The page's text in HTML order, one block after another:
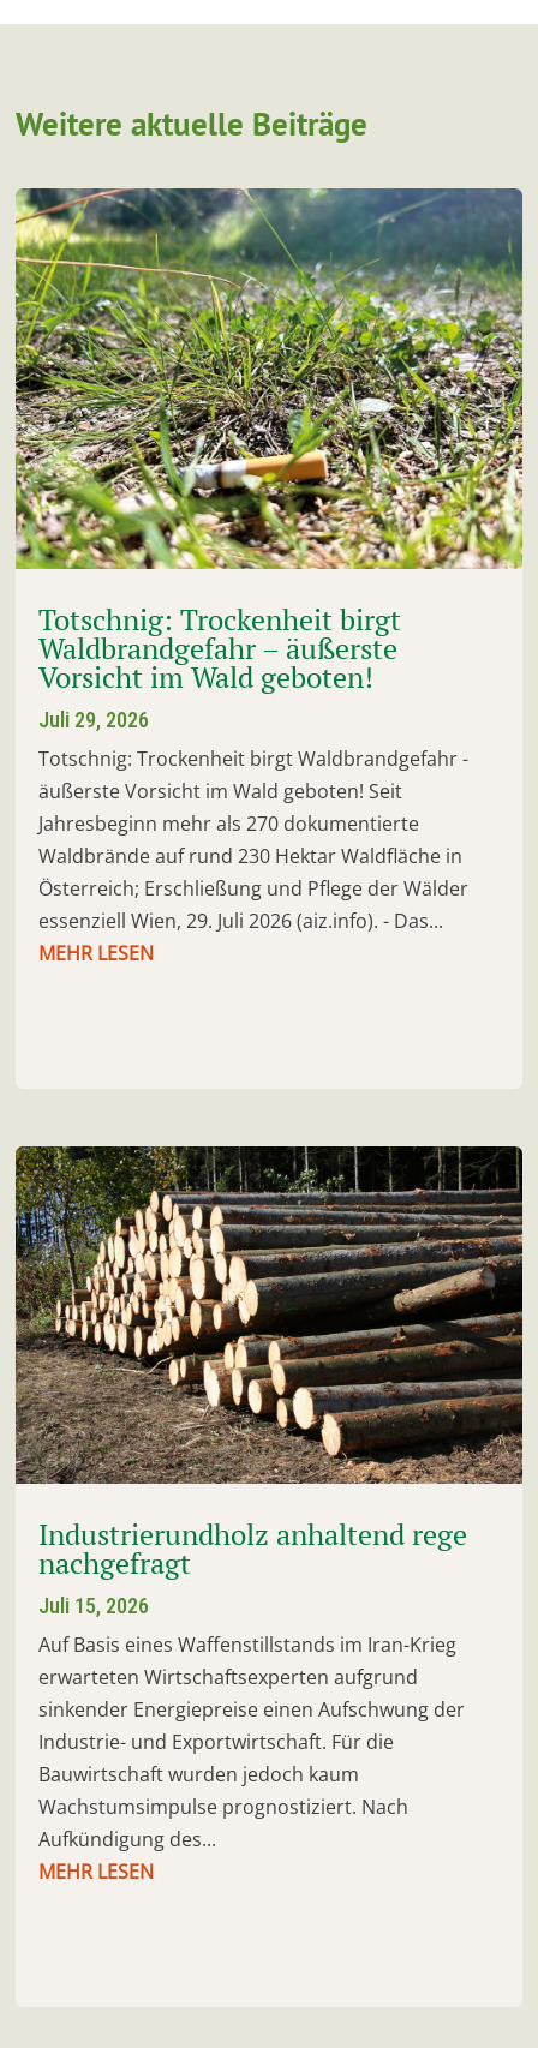
Weitere aktuelle Beiträge
Totschnig: Trockenheit birgt
Waldbrandgefahr – äußerste
Vorsicht im Wald geboten!
Juli 29, 2026
Totschnig: Trockenheit birgt Waldbrandgefahr -
äußerste Vorsicht im Wald geboten! Seit
Jahresbeginn mehr als 270 dokumentierte
Waldbrände auf rund 230 Hektar Waldfläche in
Österreich; Erschließung und Pflege der Wälder
essenziell Wien, 29. Juli 2026 (aiz.info). - Das...
MEHR LESEN
Industrierundholz anhaltend rege
nachgefragt
Juli 15, 2026
Auf Basis eines Waffenstillstands im Iran-Krieg
erwarteten Wirtschaftsexperten aufgrund
sinkender Energiepreise einen Aufschwung der
Industrie- und Exportwirtschaft. Für die
Bauwirtschaft wurden jedoch kaum
Wachstumsimpulse prognostiziert. Nach
Aufkündigung des...
MEHR LESEN